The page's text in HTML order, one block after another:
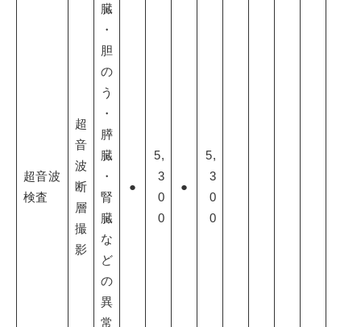
超音波
検査
超
音
波
断
層
撮
影
臓
・
胆
の
う
・
膵
臓
・
腎
臓
な
ど
の
異
常
●
5,
3
0
0
●
5,
3
0
0